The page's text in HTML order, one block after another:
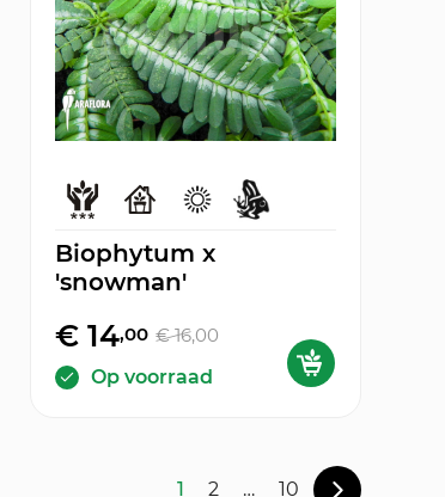
Biophytum x
'snowman'
€ 14,00 € 16,00
Op voorraad
1 2 … 10